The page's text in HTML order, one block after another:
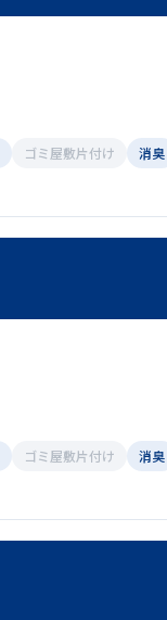
ゴミ屋敷片付け
消臭
ゴミ屋敷片付け
消臭